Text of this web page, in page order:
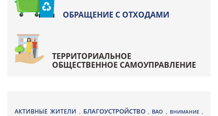
ОБРАЩЕНИЕ С ОТХОДАМИ
ТЕРРИТОРИАЛЬНОЕ
ОБЩЕСТВЕННОЕ САМОУПРАВЛЕНИЕ
АКТИВНЫЕ ЖИТЕЛИ , БЛАГОУСТРОЙСТВО , ВАО , ВНИМАНИЕ ,